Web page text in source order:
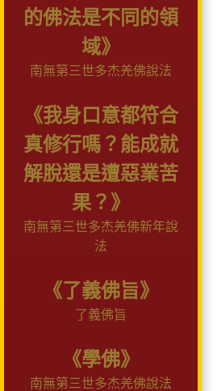
的佛法是不同的領
域》
南無第三世多杰羌佛說法
《我身口意都符合
真修行嗎？能成就
解脫還是遭惡業苦
果？》
南無第三世多杰羌佛新年說
法
《了義佛旨》
了義佛旨
《學佛》
南無第三世多杰羌佛說法